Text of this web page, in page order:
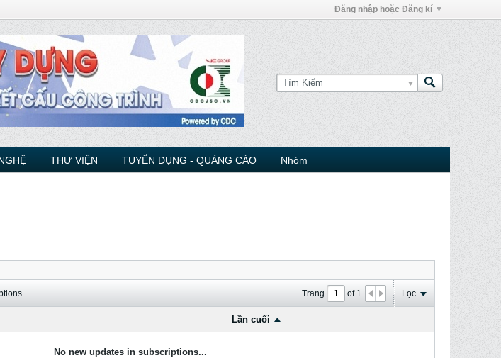
Đăng nhập hoặc Đăng kí
THƯ VIỆN TUYỂN DỤNG - QUẢNG CÁO Nhóm
Trang of 1 Lọc
Lần cuối
No new updates in subscriptions...